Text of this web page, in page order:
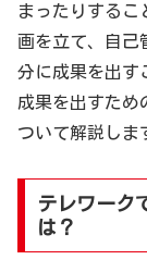
まったりするこ
画を立て、自己
分に成果を出す
成果を出すため
ついて解説しま
テレワーク
は？